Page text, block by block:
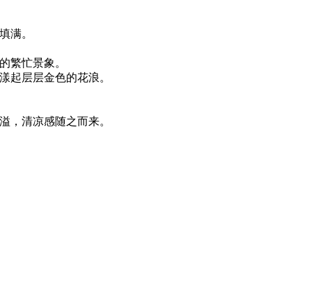
满。
繁忙景象。
起层层金色的花浪。
，清凉感随之而来。